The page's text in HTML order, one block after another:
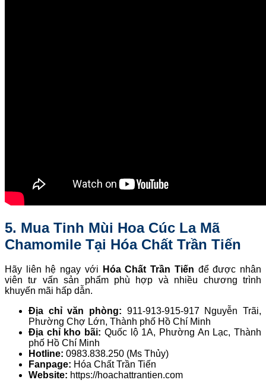
5. Mua Tinh Mùi Hoa Cúc La Mã
Chamomile Tại Hóa Chất Trần Tiến
Hãy liên hệ ngay với Hóa Chất Trần Tiến để được nhân
viên tư vấn sản phẩm phù hợp và nhiều chương trình
khuyến mãi hấp dẫn.
Địa chỉ văn phòng: 911-913-915-917 Nguyễn Trãi,
Phường Chợ Lớn, Thành phố Hồ Chí Minh
Địa chỉ kho bãi: Quốc lộ 1A, Phường An Lạc, Thành
phố Hồ Chí Minh
Hotline: 0983.838.250 (Ms Thủy)
Fanpage: Hóa Chất Trần Tiến
Website: https://hoachattrantien.com